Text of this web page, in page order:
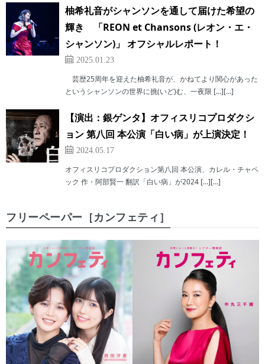
柚希礼音がシャンソンを通して届けた希望の
輝き 「REON et Chansons (レオン・エ・
シャンソン)」 オフシャルレポート！
2025.01.23
芸歴25周年を迎えた柚希礼音が、かねてより関心があった
というシャンソンの世界に挑(いど)む、一夜限 […][…]
【演出：銀ゲンタ】オフィスリコプロダクシ
ョン 第八回 本公演「白い病」が上演決定！
2024.05.17
オフィスリコプロダクション第八回 本公演、カレル・チャペ
ック 作・阿部賢一 翻訳「白い病」が2024 […][…]
フリーペーパー［カンフェティ］